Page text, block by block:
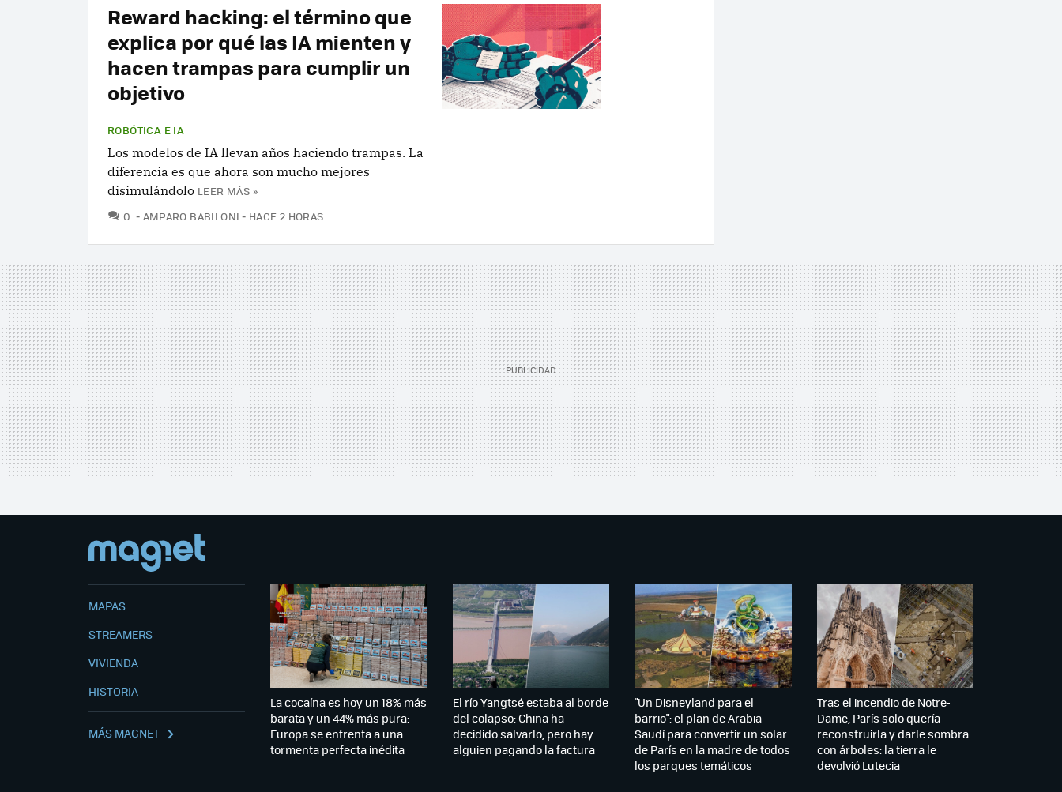
Reward hacking: el término que
explica por qué las IA mienten y
hacen trampas para cumplir un
objetivo
ROBÓTICA E IA
Los modelos de IA llevan años haciendo trampas. La
diferencia es que ahora son mucho mejores
disimulándolo LEER MÁS »
0 COMENTARIOS
AMPARO BABILONI HACE 2 HORAS
MAPAS
STREAMERS
VIVIENDA
HISTORIA
MÁS MAGNET
La cocaína es hoy un 18% más
barata y un 44% más pura:
Europa se enfrenta a una
tormenta perfecta inédita
El río Yangtsé estaba al borde
del colapso: China ha
decidido salvarlo, pero hay
alguien pagando la factura
"Un Disneyland para el
barrio": el plan de Arabia
Saudí para convertir un solar
de París en la madre de todos
los parques temáticos
Tras el incendio de Notre-
Dame, París solo quería
reconstruirla y darle sombra
con árboles: la tierra le
devolvió Lutecia